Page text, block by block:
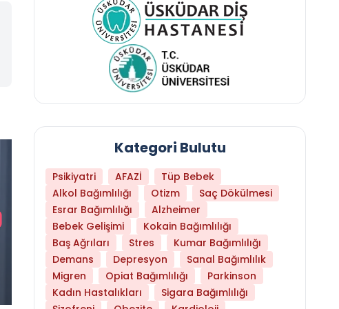
Hangi Yaşta Hangi Testi Yaptırmanız
Kategori Bulutu
Psikiyatri AFAZİ
Tüp Bebek
Alkol Bağımlılığı
Otizm
Saç Dökülmesi
Esrar Bağımlılığı
Alzheimer
Bebek Gelişimi
Kokain Bağımlılığı
Baş Ağrıları
Stres
Kumar Bağımlılığı
Demans
Depresyon
Sanal Bağımlılık
Migren
Opiat Bağımlılığı
Parkinson
Kadın Hastalıkları
Sigara Bağımlılığı